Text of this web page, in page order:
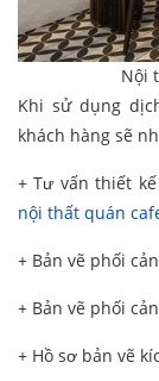
Nội
Khi sử dụng
khách hàng sẽ
+ Tư vấn thiết
nội thất quán
+ Bản vẽ phối
+ Bản vẽ phối
+ Hồ sơ bản vẽ